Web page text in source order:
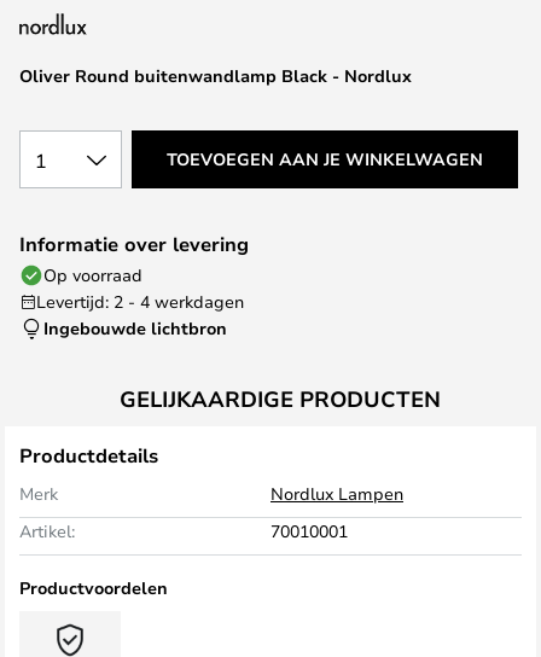
afbeeldingen-
Oliver Round buitenwandlamp Black - Nordlux
1 TOEVOEGEN AAN JE WINKELWAGEN
Informatie over levering
Op voorraad
Levertijd: 2 - 4 werkdagen
Ingebouwde lichtbron
GELIJKAARDIGE PRODUCTEN
Productdetails
Merk
Nordlux Lampen
Artikel:
70010001
Productvoordelen